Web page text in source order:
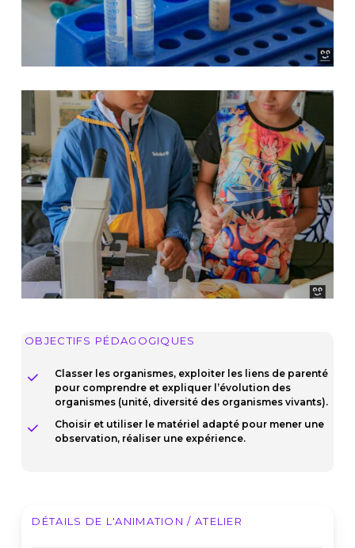
OBJECTIFS PÉDAGOGIQUES
Classer les organismes, exploiter les liens de parenté
pour comprendre et expliquer l’évolution des
organismes (unité, diversité des organismes vivants).
Choisir et utiliser le matériel adapté pour mener une
observation, réaliser une expérience.
DÉTAILS DE L'ANIMATION / ATELIER